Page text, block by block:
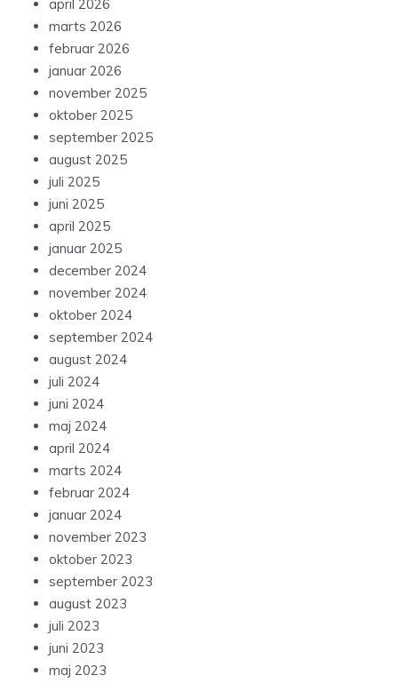
april 2026
marts 2026
februar 2026
januar 2026
november 2025
oktober 2025
september 2025
august 2025
juli 2025
juni 2025
april 2025
januar 2025
december 2024
november 2024
oktober 2024
september 2024
august 2024
juli 2024
juni 2024
maj 2024
april 2024
marts 2024
februar 2024
januar 2024
november 2023
oktober 2023
september 2023
august 2023
juli 2023
juni 2023
maj 2023